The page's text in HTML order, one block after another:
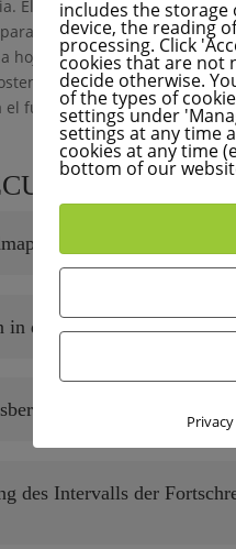
El grupo parlamentario
permitir ajustes a corto
hoja de ruta práctica para la
es de gran
el futuro.
für den Energieleitplan
der Roadmap abgebildet
zum Energieleitplan
des Intervalls der
includes the
device, the reading
processing. Click
cookies that are not
decide otherwise.
of the types of
settings under
settings at any time
cookies at any time
bottom of our